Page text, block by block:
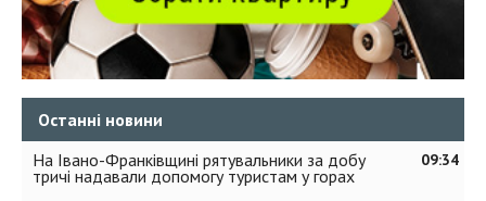
Останні новини
09:34
На Івано-Франківщині рятувальники за добу
тричі надавали допомогу туристам у горах